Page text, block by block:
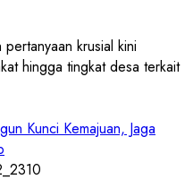
krusial kini
hingga tingkat desa terkait
Kunci Kemajuan, Jaga